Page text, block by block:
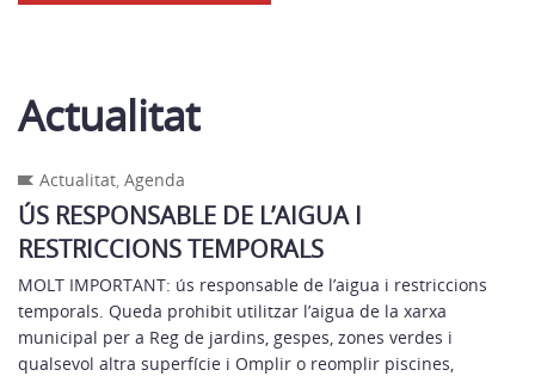
Actualitat
Actualitat, Agenda
ÚS RESPONSABLE DE L’AIGUA I
RESTRICCIONS TEMPORALS
MOLT IMPORTANT: ús responsable de l’aigua i restriccions
temporals. Queda prohibit utilitzar l’aigua de la xarxa
municipal per a Reg de jardins, gespes, zones verdes i
qualsevol altra superfície i Omplir o reomplir piscines,